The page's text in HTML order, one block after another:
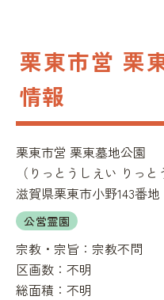
栗東市営 栗
情報
栗東市営 栗東墓地公園
（ りっとうしえい りっ
滋賀県栗東市小野143番地
公営霊園
宗教・宗旨： 宗教不問
区画数： 不明
総面積： 不明